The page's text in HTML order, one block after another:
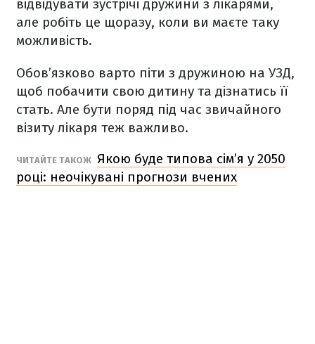
відвідувати зустрічі дружини з лікарями,
але робіть це щоразу, коли ви маєте таку
можливість.
Обов’язково варто піти з дружиною на УЗД,
щоб побачити свою дитину та дізнатись її
стать. Але бути поряд під час звичайного
візиту лікаря теж важливо.
ЧИТАЙТЕ ТАКОЖ Якою буде типова сім’я у 2050
році: неочікувані прогнози вчених